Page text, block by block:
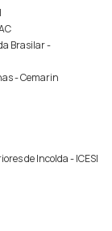
Brasilar -
- Cemarin
de Incolda - ICESI